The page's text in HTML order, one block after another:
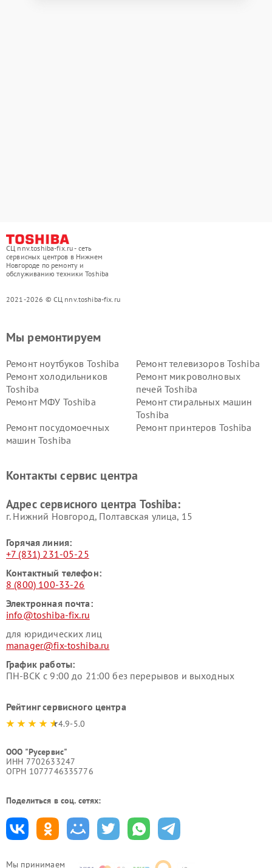
СЦ nnv.toshiba-fix.ru - сеть
сервисных центров в Нижнем
Новгороде по ремонту и
обслуживанию техники Toshiba
2021-2026 © СЦ nnv.toshiba-fix.ru
Мы принимаем
Мы ремонтируем
Ремонт ноутбуков Toshiba
Ремонт телевизоров Toshiba
Ремонт холодильников
Toshiba
Ремонт микроволновых
печей Toshiba
Ремонт МФУ Toshiba
Ремонт стиральных машин
Toshiba
Ремонт посудомоечных
машин Toshiba
Ремонт принтеров Toshiba
Контакты сервис центра
Адрес сервисного центра Toshiba:
г. Нижний Новгород, Полтавская улица, 15
Горячая линия:
+7 (831) 231-05-25
Контактный телефон:
8 (800) 100-33-26
Электронная почта:
info@toshiba-fix.ru
для юридических лиц
manager@fix-toshiba.ru
График работы:
ПН-ВСК с 9:00 до 21:00 без перерывов и выходных
Рейтинг сервисного центра
4.9-5.0
ООО "Русервис"
ИНН 7702633247
ОГРН 1077746335776
Поделиться в соц. сетях: